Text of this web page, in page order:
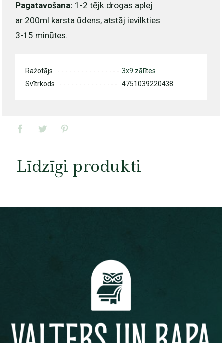
Pagatavošana: 1-2 tējk.drogas aplej
ar 200ml karsta ūdens, atstāj ievilkties
3-15 minūtes.
Ražotājs
3x9 zālītes
Svītrkods
4751039220438
Līdzīgi produkti